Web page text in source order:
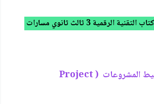
الرقمية 3 ثالث ثانوي مسارات
الوحدة الأولى: تخطيط المشروعات ( Project